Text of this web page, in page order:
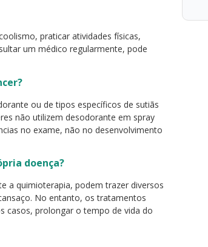
praticar atividades físicas,
um médico regularmente, pode
ou de tipos específicos de sutiãs
não utilizem desodorante em spray
no exame, não no desenvolvimento
doença?
a quimioterapia, podem trazer diversos
No entanto, os tratamentos
casos, prolongar o tempo de vida do